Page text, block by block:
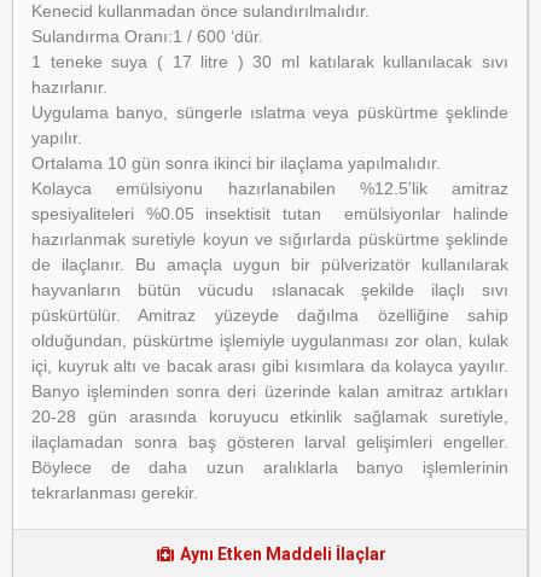
Kenecid kullanmadan önce sulandırılmalıdır.
Sulandırma Oranı:1 / 600 ‘dür.
1 teneke suya ( 17 litre ) 30 ml katılarak kullanılacak sıvı
hazırlanır.
Uygulama banyo, süngerle ıslatma veya püskürtme şeklinde
yapılır.
Ortalama 10 gün sonra ikinci bir ilaçlama yapılmalıdır.
Kolayca emülsiyonu hazırlanabilen %12.5’lik amitraz
spesiyaliteleri %0.05 insektisit tutan emülsiyonlar halinde
hazırlanmak suretiyle koyun ve sığırlarda püskürtme şeklinde
de ilaçlanır. Bu amaçla uygun bir pülverizatör kullanılarak
hayvanların bütün vücudu ıslanacak şekilde ilaçlı sıvı
püskürtülür. Amitraz yüzeyde dağılma özelliğine sahip
olduğundan, püskürtme işlemiyle uygulanması zor olan, kulak
içi, kuyruk altı ve bacak arası gibi kısımlara da kolayca yayılır.
Banyo işleminden sonra deri üzerinde kalan amitraz artıkları
20-28 gün arasında koruyucu etkinlik sağlamak suretiyle,
ilaçlamadan sonra baş gösteren larval gelişimleri engeller.
Böylece de daha uzun aralıklarla banyo işlemlerinin
tekrarlanması gerekir.
Aynı Etken Maddeli İlaçlar